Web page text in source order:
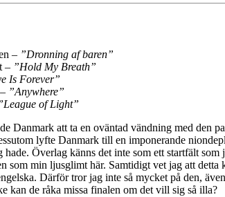
– ”Dronning af baren”
– ”Hold My Breath”
Is Forever”
”Anywhere”
of Light”
Danmark att ta en oväntad vändning med den
lyfte Danmark till en imponerande
hade. Överlag känns det inte som ett startfält
som min ljusglimt här. Samtidigt vet jag att
Därför tror jag inte så mycket på den,
kan de råka missa finalen om det vill sig så illa?